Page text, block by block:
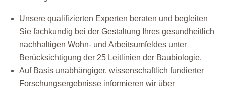
Unsere qualifizierten Experten beraten und begleiten
Sie fachkundig bei der Gestaltung Ihres gesundheitlich
nachhaltigen Wohn- und Arbeitsumfeldes unter
Berücksichtigung der 25 Leitlinien der Baubiologie.
Auf Basis unabhängiger, wissenschaftlich fundierter
Forschungsergebnisse informieren wir über